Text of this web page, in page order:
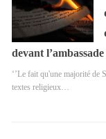
devant
‘’Le fait qu'une majorité de
textes religieux…